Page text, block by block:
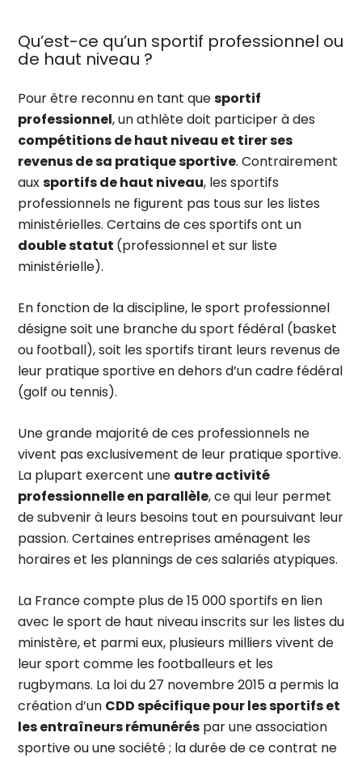
Qu’est-ce qu’un sportif professionnel ou
de haut niveau ?
Pour être reconnu en tant quesportif
professionnel, un athlète doit participer à des
compétitions de haut niveau et tirer ses
revenus de sa pratique sportive. Contrairement
auxsportifs de haut niveau, les sportifs
professionnels ne figurent pas tous sur les listes
ministérielles. Certains de ces sportifs ont un
double statut (professionnel et sur liste
ministérielle).
En fonction de la discipline, le sport professionnel
désigne soit une branche du sport fédéral (basket
ou football), soit les sportifs tirant leurs revenus de
leur pratique sportive en dehors d’un cadre fédéral
(golf ou tennis).
Une grande majorité de ces professionnels ne
vivent pas exclusivement de leur pratique sportive.
La plupart exercent une autre activité
professionnelle en parallèle, ce qui leur permet
de subvenir à leurs besoins tout en poursuivant leur
passion. Certaines entreprises aménagent les
horaires et les plannings de ces salariés atypiques.
La France compte plus de 15 000 sportifs en lien
avec le sport de haut niveau inscrits sur les listes du
ministère, et parmi eux, plusieurs milliers vivent de
leur sport comme les footballeurs et les
rugbymans. La loi du 27 novembre 2015 a permis la
création d’un CDD spécifique pour les sportifs et
les entraîneurs rémunérés par une association
sportive ou une société ; la durée de ce contrat ne